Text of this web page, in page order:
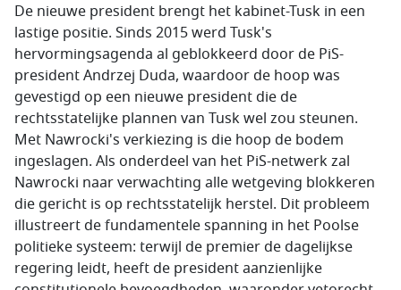
De nieuwe president brengt het kabinet-Tusk in een
lastige positie. Sinds 2015 werd Tusk's
hervormingsagenda al geblokkeerd door de PiS-
president Andrzej Duda, waardoor de hoop was
gevestigd op een nieuwe president die de
rechtsstatelijke plannen van Tusk wel zou steunen.
Met Nawrocki's verkiezing is die hoop de bodem
ingeslagen. Als onderdeel van het PiS-netwerk zal
Nawrocki naar verwachting alle wetgeving blokkeren
die gericht is op rechtsstatelijk herstel. Dit probleem
illustreert de fundamentele spanning in het Poolse
politieke systeem: terwijl de premier de dagelijkse
regering leidt, heeft de president aanzienlijke